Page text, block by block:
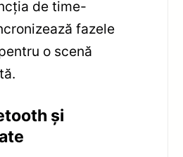
de time-
fazele
o scenă
și